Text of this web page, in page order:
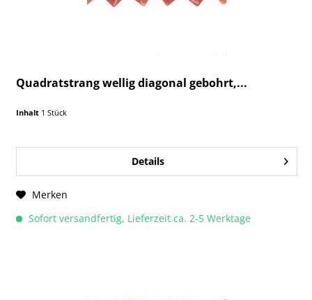
Quadratstrang wellig diagonal gebohrt,...
Inhalt 1 Stück
Details
Merken
Sofort versandfertig, Lieferzeit ca. 2-5 Werktage